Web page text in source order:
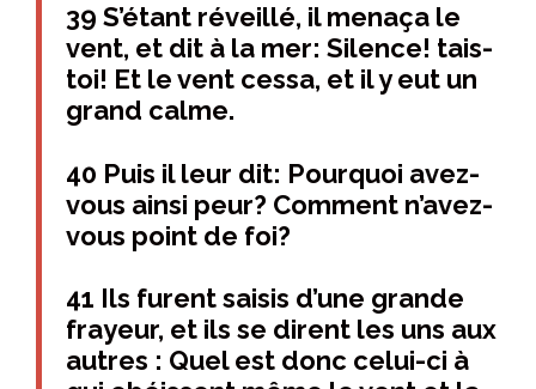
39 S’étant réveillé, il menaça le
vent, et dit à la mer: Silence! tais-
toi! Et le vent cessa, et il y eut un
grand calme.
40 Puis il leur dit: Pourquoi avez-
vous ainsi peur? Comment n’avez-
vous point de foi?
41 Ils furent saisis d’une grande
frayeur, et ils se dirent les uns aux
autres : Quel est donc celui-ci à